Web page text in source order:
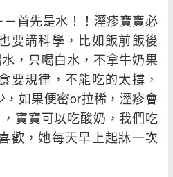
首先是水！！溼疹寶寶必
要講科學，比如飯前飯後
，只喝白水，不拿牛奶果
要規律，不能吃的太撐，
如果便密or拉稀，溼疹會
寶寶可以吃酸奶，我們吃
歡，她每天早上起牀一次